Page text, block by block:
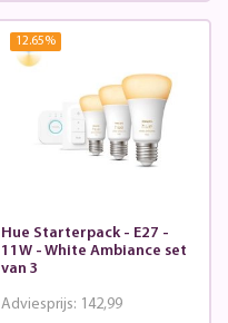
12.65%
Hue Starterpack - E27 -
11W - White Ambiance set
van 3
Adviesprijs: 142,99